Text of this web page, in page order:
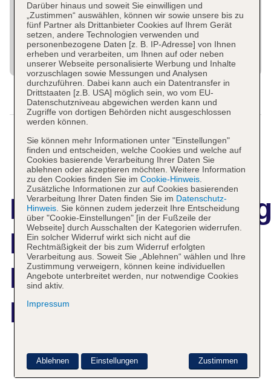
Rundreise
Klassisches
Namibia
Weitere Informationen
Darüber hinaus und soweit Sie einwilligen und
„Zustimmen“ auswählen, können wir sowie unsere bis zu
fünf Partner als Drittanbieter Cookies auf Ihrem Gerät
setzen, andere Technologien verwenden und
personenbezogene Daten [z. B. IP-Adresse] von Ihnen
erheben und verarbeiten, um Ihnen auf oder neben
unserer Webseite personalisierte Werbung und Inhalte
vorzuschlagen sowie Messungen und Analysen
durchzuführen. Dabei kann auch ein Datentransfer in
Drittstaaten [z.B. USA] möglich sein, wo vom EU-
Datenschutzniveau abgewichen werden kann und
Zugriffe von dortigen Behörden nicht ausgeschlossen
werden können.
Sie können mehr Informationen unter "Einstellungen"
finden und entscheiden, welche Cookies und welche auf
Cookies basierende Verarbeitung Ihrer Daten Sie
ablehnen oder akzeptieren möchten. Weitere Information
zu den Cookies finden Sie im Cookie-Hinweis.
Zusätzliche Informationen zur auf Cookies basierenden
Verarbeitung Ihrer Daten finden Sie im Datenschutz-
Hinweis. Sie können zudem jederzeit Ihre Entscheidung
über "Cookie-Einstellungen" [in der Fußzeile der
Webseite] durch Ausschalten der Kategorien widerrufen.
Ein solcher Widerruf wirkt sich nicht auf die
Rechtmäßigkeit der bis zum Widerruf erfolgten
Verarbeitung aus. Soweit Sie „Ablehnen“ wählen und Ihre
Zustimmung verweigern, können keine individuellen
Angebote unterbreitet werden, nur notwendige Cookies
sind aktiv.
Impressum
Zustimmen
Ablehnen Einstellungen